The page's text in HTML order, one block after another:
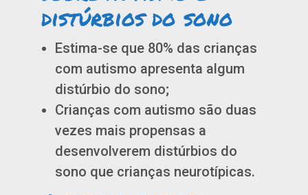
distúrbios do sono
Estima-se que 80% das crianças
com autismo apresenta algum
distúrbio do sono;
Crianças com autismo são duas
vezes mais propensas a
desenvolverem distúrbios do
sono que crianças neurotípicas.